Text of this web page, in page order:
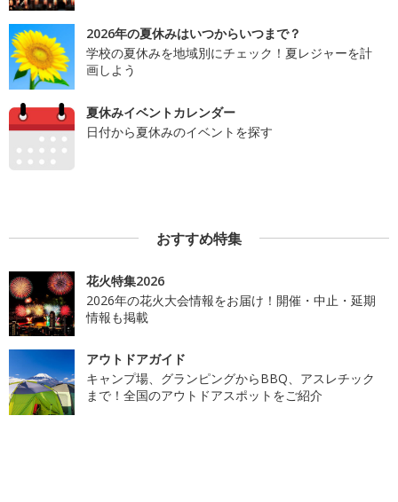
2026年の夏休みはいつからいつまで？
学校の夏休みを地域別にチェック！夏レジャーを計
画しよう
夏休みイベントカレンダー
日付から夏休みのイベントを探す
おすすめ特集
花火特集2026
2026年の花火大会情報をお届け！開催・中止・延期
情報も掲載
アウトドアガイド
キャンプ場、グランピングからBBQ、アスレチック
まで！全国のアウトドアスポットをご紹介